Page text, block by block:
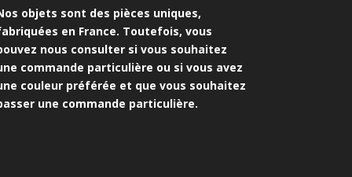
objets sont des pièces uniques,
en France. Toutefois, vous
nous consulter si vous souhaitez
commande particulière ou si vous avez
couleur préférée et que vous souhaitez
une commande particulière.